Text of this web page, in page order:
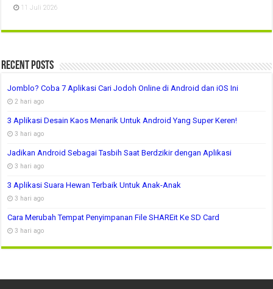
11 Juli 2026
Recent Posts
Jomblo? Coba 7 Aplikasi Cari Jodoh Online di Android dan iOS Ini
2 hari ago
3 Aplikasi Desain Kaos Menarik Untuk Android Yang Super Keren!
3 hari ago
Jadikan Android Sebagai Tasbih Saat Berdzikir dengan Aplikasi
3 hari ago
3 Aplikasi Suara Hewan Terbaik Untuk Anak-Anak
3 hari ago
Cara Merubah Tempat Penyimpanan File SHAREit Ke SD Card
3 hari ago